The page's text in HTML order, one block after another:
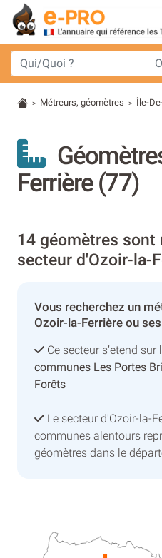
> Métreurs, géomètres > Île-
Ferrière (77)
14 géomètres sont
secteur d'Ozoir-la-
Vous recherchez un
Ozoir-la-Ferrière ou
Ce secteur s’etend sur
communes Les Portes
Forêts
Le secteur d'Ozoir-la-
communes alentours
géomètres dans le